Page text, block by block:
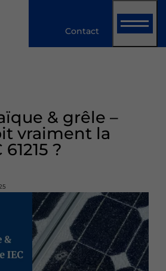
​​​​​​​Contact
& grêle –
vraiment la
?